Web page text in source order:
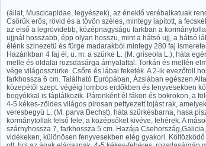
(állat, Muscicapidae, legyészek), az éneklő verébalkatuak
Csőrük erős, rövid és a tövön széles, mintegy lapított, a
az első a legrövidebb, középnagyságu farkban a
ujjnál hosszabb, épp olyan hosszu, mint a hátsó ujj, a hátsó
élénk szinezetü és fürge madarakból mintegy 280 faj
Hazánkban 4 faj él, u. m. a szürke L. (M. griseola L.), háta
melle és oldalai rozsdasárga árnyalattal. Torkán és mellén
vége világosszürke. Csőre és lábai feketék. A 2-ik evezőtoll
farkhossza 6 cm. Található Európában, Ázsiában egészen
közepétől szept. végéig lombos erdőkben és fenyvesekben
bogyókkal is táplálkozik. Páronként él fákon és bokrokon, a
4-5 kékes-zöldes világos pirosan pettyezett tojást rak,
veresbegyü L. (M. parva Bechst), háta szürkésbarna, hasa
kormánytollak felső fele, a középsőket kivéve, fehérek. A
szárnyhossza 7, farkhossza 5 cm. Hazája
vidékeken, különösen fenyvesekben elég gyakori.